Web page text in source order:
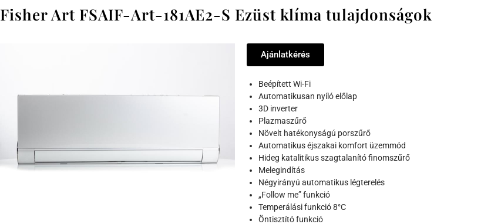
Fisher Art FSAIF-Art-181AE2-S Ezüst klíma tulajdonságok
Ajánlatkérés
Beépített Wi-Fi
Automatikusan nyíló előlap
3D inverter
Plazmaszűrő
Növelt hatékonyságú porszűrő
Automatikus éjszakai komfort üzemmód
Hideg katalitikus szagtalanító finomszűrő
Melegindítás
Négyirányú automatikus légterelés
„Follow me” funkció
Temperálási funkció 8°C
Öntisztító funkció